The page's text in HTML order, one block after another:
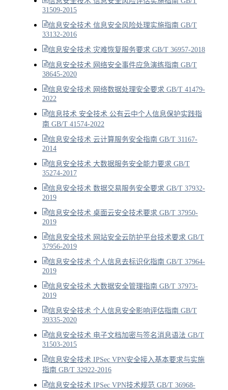
31509-2015
信息安全技术 信息安全风险处理实施指南 GB/T
33132-2016
信息安全技术 灾难恢复服务要求 GB/T 36957-2018
信息安全技术 网络安全事件应急演练指南 GB/T
38645-2020
信息安全技术 网络数据处理安全要求 GB/T 41479-
2022
信息技术 安全技术 公有云中个人信息保护实践指
南 GB/T 41574-2022
信息安全技术 云计算服务安全指南 GB/T 31167-
2014
信息安全技术 大数据服务安全能力要求 GB/T
35274-2017
信息安全技术 数据交易服务安全要求 GB/T 37932-
2019
信息安全技术 桌面云安全技术要求 GB/T 37950-
2019
信息安全技术 网站安全云防护平台技术要求 GB/T
37956-2019
信息安全技术 个人信息去标识化指南 GB/T 37964-
2019
信息安全技术 大数据安全管理指南 GB/T 37973-
2019
信息安全技术 个人信息安全影响评估指南 GB/T
39335-2020
信息安全技术 电子文档加密与签名消息语法 GB/T
31503-2015
信息安全技术 IPSec VPN安全接入基本要求与实施
指南 GB/T 32922-2016
信息安全技术 IPSec VPN技术规范 GB/T 36968-